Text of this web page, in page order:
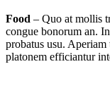
Food – Quo at mollis
congue bonorum an.
probatus usu. Aperiam
platonem efficiantur